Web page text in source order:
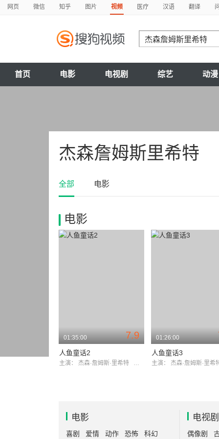
网页 微信 知乎 图片 视频 医疗 汉语 翻译
首页 电影 电视剧 综艺 动漫
杰森詹姆斯里希特
全部 电影
电影
7.9
01:35:00
人鱼童话2
主演： 杰森·詹姆斯·里希特 迈克尔·马德森
01:26:00
人鱼童话3
主演： 杰森·詹姆斯·里
电影
喜剧 爱情 动作 恐怖 科幻
电视剧
偶像剧